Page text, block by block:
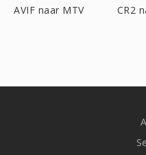
AVIF naar MTV CR2